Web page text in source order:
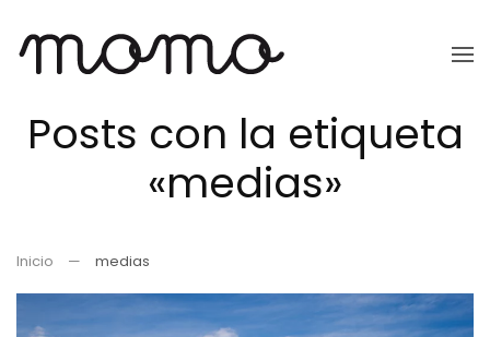
Ir
contenido
principal
Posts con la etiqueta
«medias»
Inicio medias